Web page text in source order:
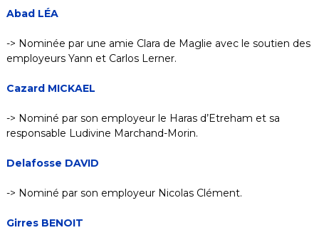
Abad LÉA
-> Nominée par une amie Clara de Maglie avec le soutien des
employeurs Yann et Carlos Lerner.
Cazard MICKAEL
-> Nominé par son employeur le Haras d’Etreham et sa
responsable Ludivine Marchand-Morin.
Delafosse DAVID
-> Nominé par son employeur Nicolas Clément.
Girres BENOIT